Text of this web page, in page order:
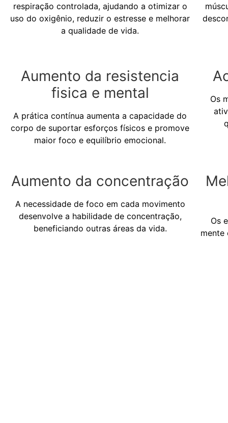
respiração controlada, ajudando a otimizar o
uso do oxigênio, reduzir o estresse e melhorar
a qualidade de vida.
Aumento da resistencia
fisica e mental
A prática contínua aumenta a capacidade do
corpo de suportar esforços físicos e promove
maior foco e equilíbrio emocional.
Os
Aumento da concentração
A necessidade de foco em cada movimento
desenvolve a habilidade de concentração,
beneficiando outras áreas da vida.
Os
mente